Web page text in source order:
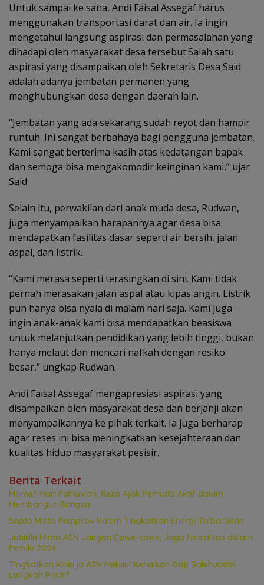
Untuk sampai ke sana, Andi Faisal Assegaf harus
menggunakan transportasi darat dan air. Ia ingin
mengetahui langsung aspirasi dan permasalahan yang
dihadapi oleh masyarakat desa tersebut.Salah satu
aspirasi yang disampaikan oleh Sekretaris Desa Said
adalah adanya jembatan permanen yang
menghubungkan desa dengan daerah lain.
“Jembatan yang ada sekarang sudah reyot dan hampir
runtuh. Ini sangat berbahaya bagi pengguna jembatan.
Kami sangat berterima kasih atas kedatangan bapak
dan semoga bisa mengakomodir keinginan kami,” ujar
Said.
Selain itu, perwakilan dari anak muda desa, Rudwan,
juga menyampaikan harapannya agar desa bisa
mendapatkan fasilitas dasar seperti air bersih, jalan
aspal, dan listrik.
“Kami merasa seperti terasingkan di sini. Kami tidak
pernah merasakan jalan aspal atau kipas angin. Listrik
pun hanya bisa nyala di malam hari saja. Kami juga
ingin anak-anak kami bisa mendapatkan beasiswa
untuk melanjutkan pendidikan yang lebih tinggi, bukan
hanya melaut dan mencari nafkah dengan resiko
besar,” ungkap Rudwan.
Andi Faisal Assegaf mengapresiasi aspirasi yang
disampaikan oleh masyarakat desa dan berjanji akan
menyampaikannya ke pihak terkait. Ia juga berharap
agar reses ini bisa meningkatkan kesejahteraan dan
kualitas hidup masyarakat pesisir.
Berita Terkait
Momen Hari Pahlawan, Reza Ajak Pemuda Aktif dalam
Membangun Bangsa
Sapto Minta Pemprov Kaltim Tingkatkan Energi Terbarukan
Jahidin Minta ASN Jangan Cawe-cawe, Jaga Netralitas dalam
Pemilu 2024
Tingkatkan Kinerja ASN Melalui Kenaikan Gaji: Salehuddin:
Langkah Positif